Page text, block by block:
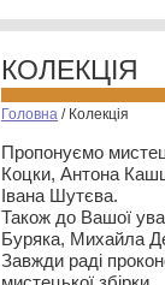
КОЛЕКЦІЯ
Головна / Колекція
Пропонуємо
Коцки, Антона
Івана Шутєва.
Також до Вашої
Буряка, Михайла
Завжди раді